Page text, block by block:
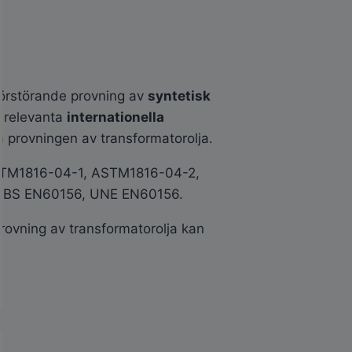
provning av syntetisk
internationella
av transformatorolja.
04-1, ASTM1816-04-2,
EN60156, UNE EN60156.
av transformatorolja kan